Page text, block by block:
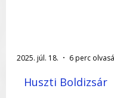
2025. júl. 18. 6 perc olvasás